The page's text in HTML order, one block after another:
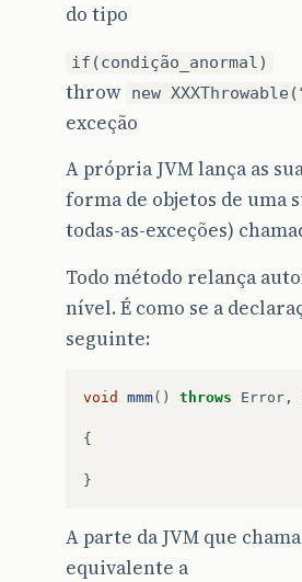
do tipo
if(condição_anormal)
throw new
exceção
A própria JVM lança as
forma de objetos de uma
todas-as-exceções)
Todo método relança
nível. É como se a
seguinte:
void mmm() throws Error ,
{
}
A parte da JVM que
equivalente a